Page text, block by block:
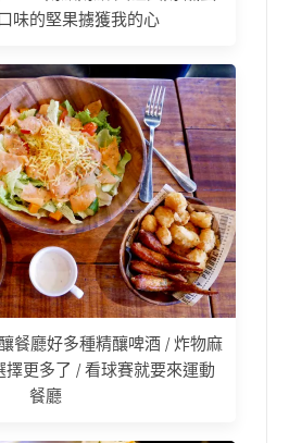
味的堅果擄獲我的心
餐廳好多種精釀啤酒 / 炸物麻
更多了 / 看球賽就要來運動
餐廳